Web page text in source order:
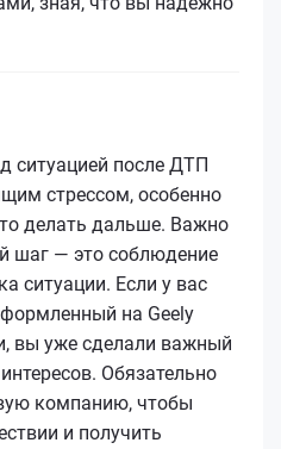
ситуацией после ДТП
стрессом, особенно
делать дальше. Важно
шаг — это соблюдение
ситуации. Если у вас
на Geely
вы уже сделали важный
Обязательно
компанию, чтобы
и получить